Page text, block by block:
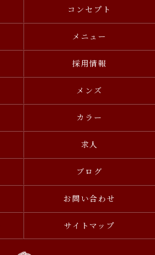
コンセプト
メニュー
採用情報
メンズ
カラー
求人
ブログ
お問い合わせ
サイトマップ